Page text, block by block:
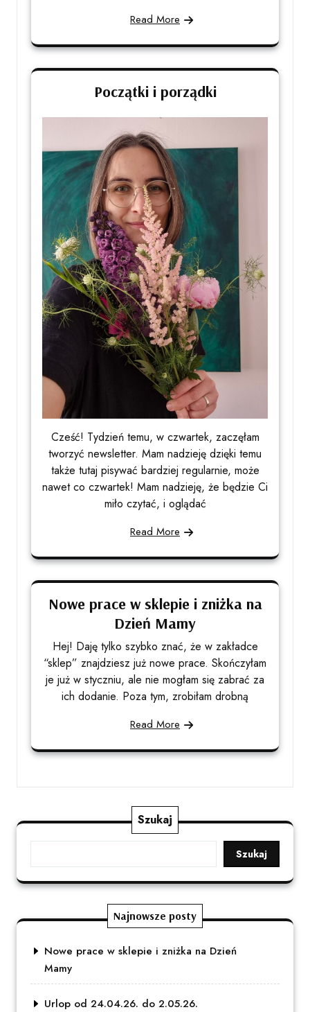
Read More
Początki i porządki
Cześć! Tydzień temu, w czwartek, zaczęłam
tworzyć newsletter. Mam nadzieję dzięki temu
także tutaj pisywać bardziej regularnie, może
nawet co czwartek! Mam nadzieję, że będzie Ci
miło czytać, i oglądać
Read More
Nowe prace w sklepie i zniżka na
Dzień Mamy
Hej! Daję tylko szybko znać, że w zakładce
“sklep” znajdziesz już nowe prace. Skończyłam
je już w styczniu, ale nie mogłam się zabrać za
ich dodanie. Poza tym, zrobiłam drobną
Read More
Szukaj
Szukaj
Najnowsze posty
Nowe prace w sklepie i zniżka na Dzień
Mamy
Urlop od 24.04.26. do 2.05.26.